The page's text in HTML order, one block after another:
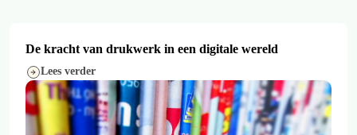
De kracht van drukwerk in een digitale wereld
Lees verder